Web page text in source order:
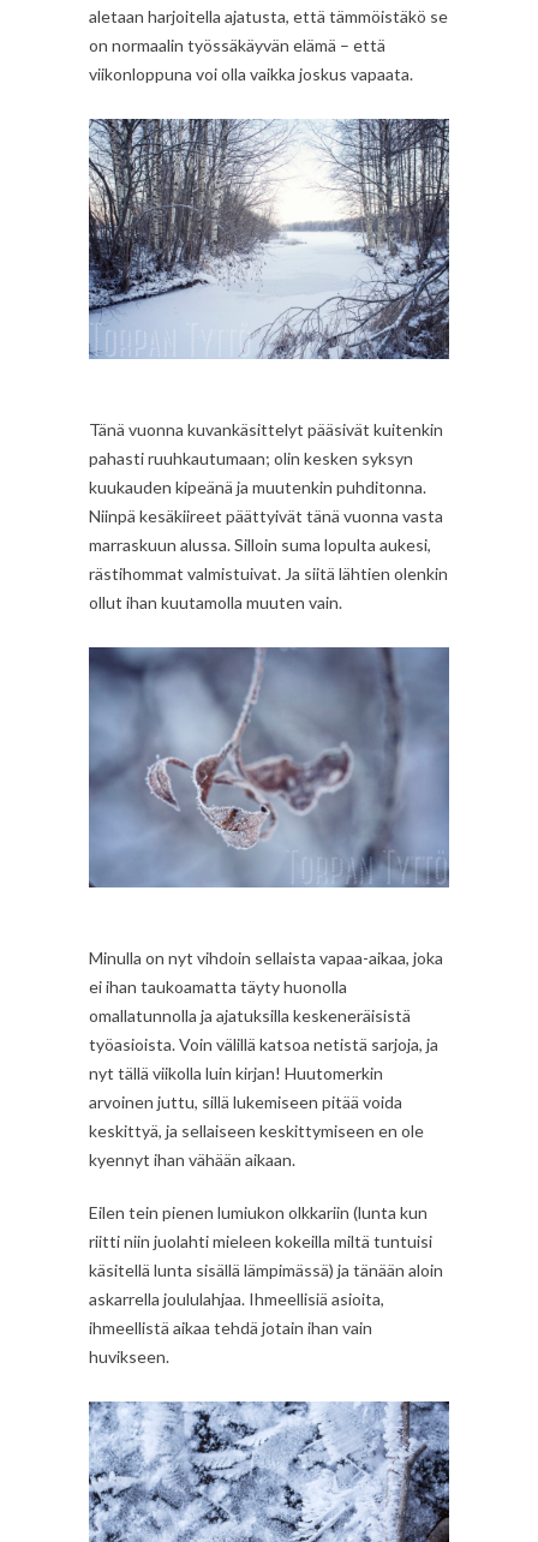
aletaan harjoitella ajatusta, että tämmöistäkö se
on normaalin työssäkäyvän elämä – että
viikonloppuna voi olla vaikka joskus vapaata.
Tänä vuonna kuvankäsittelyt pääsivät kuitenkin
pahasti ruuhkautumaan; olin kesken syksyn
kuukauden kipeänä ja muutenkin puhditonna.
Niinpä kesäkiireet päättyivät tänä vuonna vasta
marraskuun alussa. Silloin suma lopulta aukesi,
rästihommat valmistuivat. Ja siitä lähtien olenkin
ollut ihan kuutamolla muuten vain.
Minulla on nyt vihdoin sellaista vapaa-aikaa, joka
ei ihan taukoamatta täyty huonolla
omallatunnolla ja ajatuksilla keskeneräisistä
työasioista. Voin välillä katsoa netistä sarjoja, ja
nyt tällä viikolla luin kirjan! Huutomerkin
arvoinen juttu, sillä lukemiseen pitää voida
keskittyä, ja sellaiseen keskittymiseen en ole
kyennyt ihan vähään aikaan.
Eilen tein pienen lumiukon olkkariin (lunta kun
riitti niin juolahti mieleen kokeilla miltä tuntuisi
käsitellä lunta sisällä lämpimässä) ja tänään aloin
askarrella joululahjaa. Ihmeellisiä asioita,
ihmeellistä aikaa tehdä jotain ihan vain
huvikseen.